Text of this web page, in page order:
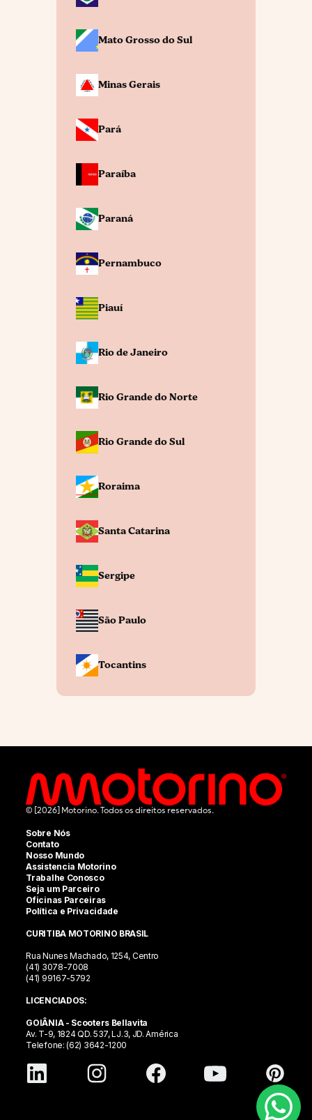
Mato Grosso do Sul
Minas Gerais
Pará
Paraíba
Paraná
Pernambuco
Piauí
Rio de Janeiro
Rio Grande do Norte
Rio Grande do Sul
Roraima
Santa Catarina
Sergipe
São Paulo
Tocantins
© [2026] Motorino. Todos os direitos reservados.
Sobre Nós
Contato
Nosso Mundo
Assistencia Motorino
Trabalhe Conosco
Seja um Parceiro
Oficinas Parceiras
Política e Privacidade
CURITIBA MOTORINO BRASIL
Rua Nunes Machado, 1254, Centro
(41) 3078-7008
(41) 99167-5792
LICENCIADOS:
GOIÂNIA - Scooters Bellavita
Av. T-9, 1824 QD. 537, LJ.3, JD. América
Telefone: (62) 3642-1200